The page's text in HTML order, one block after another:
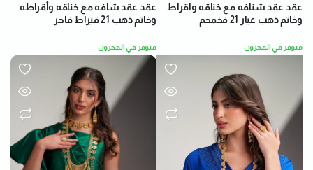
عقد عقد شافه مع خناقه وأقراطه
وخاتم ذهب 21 قيراط فاخر
متوفر في المخزون
عقد عقد شنافه مع خناقه واقراط
وخاتم ذهب عيار 21 فخمخم
متوفر في المخزون